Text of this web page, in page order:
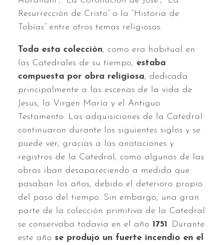
Resurrección de Cristo” o la “Historia de
Tobías” entre otros temas religiosos.
Toda esta colección, como era habitual en
las Catedrales de su tiempo, estaba
compuesta por obra religiosa, dedicada
principalmente a las escenas de la vida de
Jesus, la Virgen María y el Antiguo
Testamento. Las adquisiciones de la Catedral
continuaron durante los siguientes siglos y se
puede ver, gracias a las anotaciones y
registros de la Catedral, como algunas de las
obras iban desapareciendo a medida que
pasaban los años, debido el deterioro propio
del paso del tiempo. Sin embargo, una gran
parte de la colección primitiva de la Catedral
se conservaba todavía en el año 1751. Durante
este año se produjo un fuerte incendio en el